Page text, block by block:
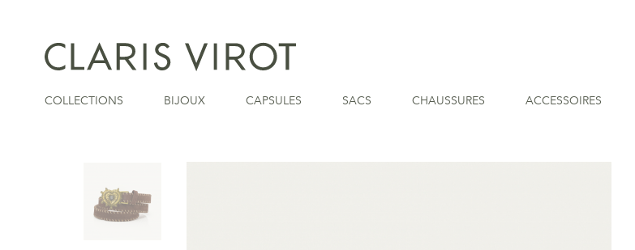
COLLECTIONS BIJOUX CAPSULES SACS CHAUSSURES ACCESSOIRES